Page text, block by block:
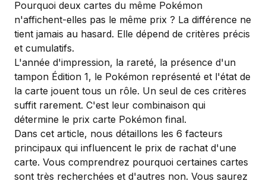
Pourquoi deux cartes du même Pokémon
n'affichent-elles pas le même prix ? La différence ne
tient jamais au hasard. Elle dépend de critères précis
et cumulatifs.
L'année d'impression, la rareté, la présence d'un
tampon Édition 1, le Pokémon représenté et l'état de
la carte jouent tous un rôle. Un seul de ces critères
suffit rarement. C'est leur combinaison qui
détermine le prix carte Pokémon final.
Dans cet article, nous détaillons les 6 facteurs
principaux qui influencent le prix de rachat d'une
carte. Vous comprendrez pourquoi certaines cartes
sont très recherchées et d'autres non. Vous saurez